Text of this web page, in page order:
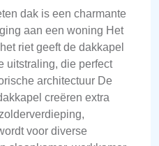
dak is een charmante
aan een woning Het
riet geeft de dakkapel
uitstraling, die perfect
architectuur De
creëren extra
voor diverse